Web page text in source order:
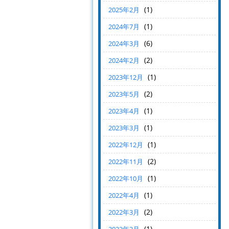
2025年2月 (1)
2024年7月 (1)
2024年3月 (6)
2024年2月 (2)
2023年12月 (1)
2023年5月 (2)
2023年4月 (1)
2023年3月 (1)
2022年12月 (1)
2022年11月 (2)
2022年10月 (1)
2022年4月 (1)
2022年3月 (2)